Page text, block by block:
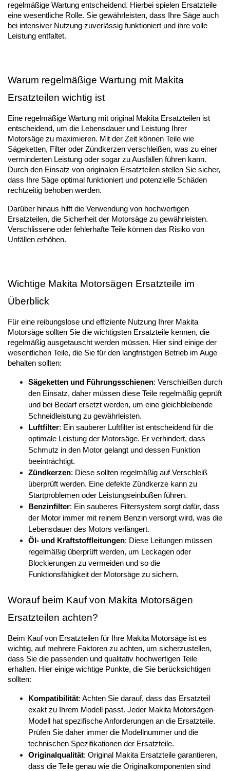
regelmäßige Wartung entscheidend. Hierbei spielen Ersatzteile
eine wesentliche Rolle. Sie gewährleisten, dass Ihre Säge auch
bei intensiver Nutzung zuverlässig funktioniert und ihre volle
Leistung entfaltet.
Warum regelmäßige Wartung mit Makita
Ersatzteilen wichtig ist
Eine regelmäßige Wartung mit original Makita Ersatzteilen ist
entscheidend, um die Lebensdauer und Leistung Ihrer
Motorsäge zu maximieren. Mit der Zeit können Teile wie
Sägeketten, Filter oder Zündkerzen verschleißen, was zu einer
verminderten Leistung oder sogar zu Ausfällen führen kann.
Durch den Einsatz von originalen Ersatzteilen stellen Sie sicher,
dass Ihre Säge optimal funktioniert und potenzielle Schäden
rechtzeitig behoben werden.
Darüber hinaus hilft die Verwendung von hochwertigen
Ersatzteilen, die Sicherheit der Motorsäge zu gewährleisten.
Verschlissene oder fehlerhafte Teile können das Risiko von
Unfällen erhöhen.
Wichtige Makita Motorsägen Ersatzteile im
Überblick
Für eine reibungslose und effiziente Nutzung Ihrer Makita
Motorsäge sollten Sie die wichtigsten Ersatzteile kennen, die
regelmäßig ausgetauscht werden müssen. Hier sind einige der
wesentlichen Teile, die Sie für den langfristigen Betrieb im Auge
behalten sollten:
Sägeketten und Führungsschienen: Verschleißen durch
den Einsatz, daher müssen diese Teile regelmäßig geprüft
und bei Bedarf ersetzt werden, um eine gleichbleibende
Schneidleistung zu gewährleisten.
Luftfilter: Ein sauberer Luftfilter ist entscheidend für die
optimale Leistung der Motorsäge. Er verhindert, dass
Schmutz in den Motor gelangt und dessen Funktion
beeinträchtigt.
Zündkerzen: Diese sollten regelmäßig auf Verschleiß
überprüft werden. Eine defekte Zündkerze kann zu
Startproblemen oder Leistungseinbußen führen.
Benzinfilter: Ein sauberes Filtersystem sorgt dafür, dass
der Motor immer mit reinem Benzin versorgt wird, was die
Lebensdauer des Motors verlängert.
Öl- und Kraftstoffleitungen: Diese Leitungen müssen
regelmäßig überprüft werden, um Leckagen oder
Blockierungen zu vermeiden und so die
Funktionsfähigkeit der Motorsäge zu sichern.
Worauf beim Kauf von Makita Motorsägen
Ersatzteilen achten?
Beim Kauf von Ersatzteilen für Ihre Makita Motorsäge ist es
wichtig, auf mehrere Faktoren zu achten, um sicherzustellen,
dass Sie die passenden und qualitativ hochwertigen Teile
erhalten. Hier einige wichtige Punkte, die Sie berücksichtigen
sollten:
Kompatibilität: Achten Sie darauf, dass das Ersatzteil
exakt zu Ihrem Modell passt. Jeder Makita Motorsägen-
Modell hat spezifische Anforderungen an die Ersatzteile.
Prüfen Sie daher immer die Modellnummer und die
technischen Spezifikationen der Ersatzteile.
Originalqualität: Original Makita Ersatzteile garantieren,
dass die Teile genau wie die Originalkomponenten sind